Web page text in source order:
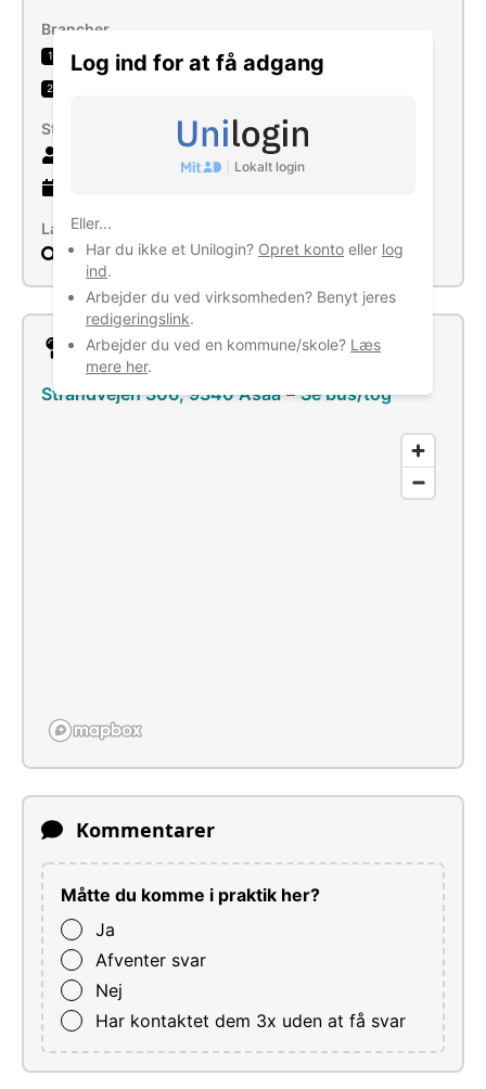
Log ind for at få adgang
Lokalt login
Eller...
Har du ikke et Unilogin? Opret konto eller log
ind.
Arbejder du ved virksomheden? Benyt jeres
redigeringslink.
Arbejder du ved en kommune/skole? Læs
mere her.
Brancher
1 Avl af andet kvæg og bøfler
2
Størrelse
Læs mere
Søg
Lokation
Strandvejen 306, 9340 Asaa – Se bus/tog
Kommentarer
Måtte du komme i praktik her?
Ja
Afventer svar
Nej
Har kontaktet dem 3x uden at få svar